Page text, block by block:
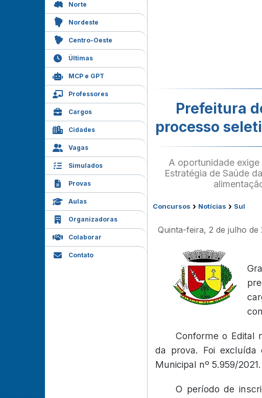
Norte
Nordeste
Centro-Oeste
Últimas
MCP e GPT
Professores
Cargos
Cidades
Vagas
Simulados
Provas
Aulas
Organizadoras
Colaborar
Contato
Prefeitura
processo
A oportunidade
Estratégia de Saúde
Concursos › Notícias › Sul
Quinta-feira, 2 de julho de
Conforme o Edital
da prova. Foi excluída
Municipal nº 5.959/2021.
O período de